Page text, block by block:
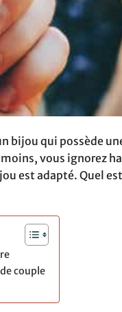
bijou qui possède
vous ignorez
est adapté. Quel
couple